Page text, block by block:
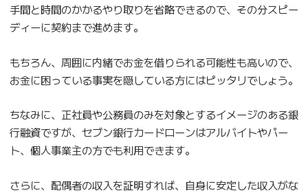
手間と時間のかかるやり取りを省略できるので、その分スピー
ディーに契約まで進めます。
もちろん、周囲に内緒でお金を借りられる可能性も高いので、
お金に困っている事実を隠している方にはピッタリでしょう。
ちなみに、正社員や公務員のみを対象とするイメージのある銀
行融資ですが、セブン銀行カードローンはアルバイトやパー
ト、個人事業主の方でも利用できます。
さらに、配偶者の収入を証明すれば、自身に安定した収入がな